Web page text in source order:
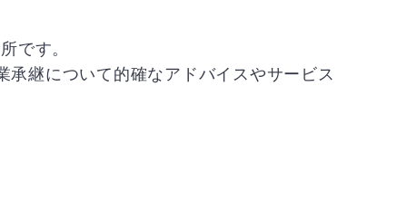
です。
継について的確なアドバイスやサービス